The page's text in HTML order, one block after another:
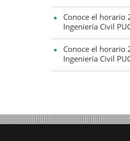
Conoce el horario
Ingeniería Civil
Conoce el horario
Ingeniería Civil